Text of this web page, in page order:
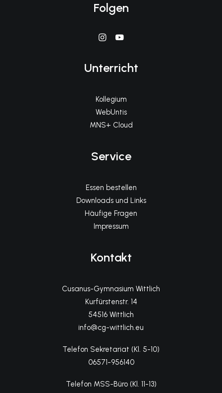
Folgen
Unterricht
Kollegium
WebUntis
MNS+ Cloud
Service
Essen bestellen
Downloads und Links
Häufige Fragen
Impressum
Kontakt
Cusanus-Gymnasium Wittlich
Kurfürstenstr. 14
54516 Wittlich
info@cg-wittlich.eu
Telefon Sekretariat (Kl. 5-10)
06571-956140
Telefon MSS-Büro (Kl. 11-13)